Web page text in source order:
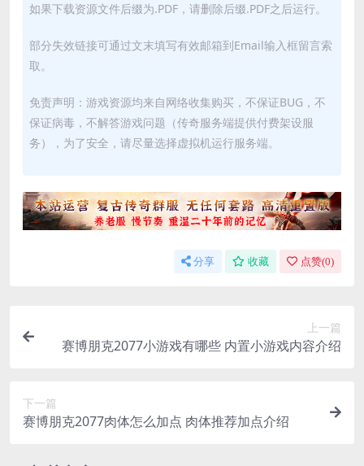
如果下载资源文件后缀为.PDF，请删除后缀.PDF之后运行。
部分失效链接可通过文末填写有效邮箱到Email输入框留言索
取。
免责声明：游戏资源均来自网络收集购买，不保证BUG，不
保证病毒，不解答游戏问题（传奇服务端提供付费架设服
务），为了安全，请尽量选择虚拟机运行服务端。
分享 收藏 点赞(0)
上一篇
赛博朋克2077小游戏有哪些 内置小游戏内容介绍
下一篇
赛博朋克2077肉体怎么加点 肉体推荐加点介绍